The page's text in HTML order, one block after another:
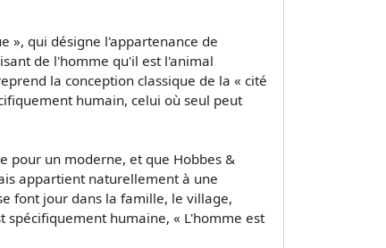
», qui désigne l'appartenance de
de l'homme qu'il est l'animal
la conception classique de la « cité
humain, celui où seul peut
pour un moderne, et que Hobbes &
appartient naturellement à une
font jour dans la famille, le village,
humaine, « L'homme est